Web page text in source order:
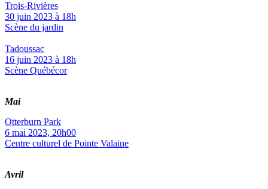
Trois-Rivières
30 juin 2023 à 18h
Scène du jardin
Tadoussac
16 juin 2023 à 18h
Scène Québécor
Mai
Otterburn Park
6 mai 2023, 20h00
Centre culturel de Pointe Valaine
Avril